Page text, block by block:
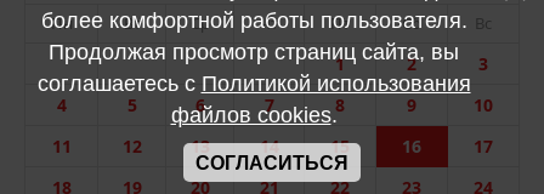
Пн
Вт Ср Чт Пт Сб Вс
1 2
3
4
5 6 7 8 9
10
11
12 13 14 15 16
17
18
19 20 21 22 23 24
более комфортной работы пользователя.
Продолжая просмотр страниц сайта, вы
соглашаетесь с Политикой использования
файлов cookies.
СОГЛАСИТЬСЯ